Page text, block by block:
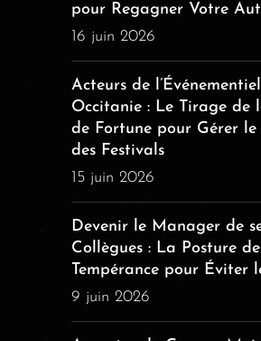
pour Regagner Votre
16 juin 2026
Acteurs de
Occitanie : Le Tirage de
de Fortune pour Gérer le
des Festivals
15 juin 2026
Devenir le Manager de
Collègues : La Posture
Tempérance pour Éviter
9 juin 2026